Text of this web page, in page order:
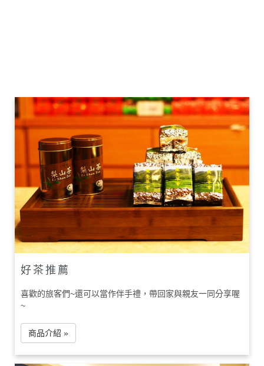
好茶推薦
喜歡的旅客們~還可以當作伴手禮，帶回家與親友一同分享喔
~
商品介紹 »